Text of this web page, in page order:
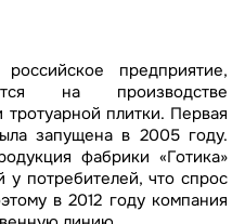
предприятие,
на производстве
плитки. Первая
запущена в 2005 году.
фабрики «Готика»
у потребителей, что спрос
в 2012 году компания